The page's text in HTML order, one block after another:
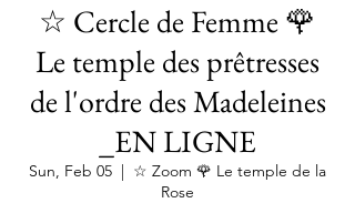
☆ Cercle de Femme 🌹
Le temple des prêtresses
de l'ordre des Madeleines
_EN LIGNE
Sun, Feb 05
  |
☆ Zoom 🌹 Le temple de la
Rose